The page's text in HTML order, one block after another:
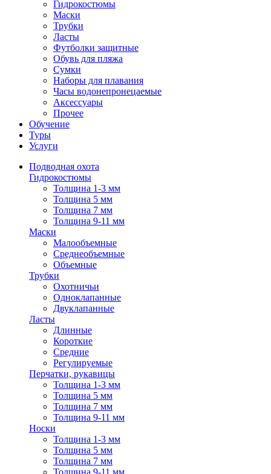
Гидрокостюмы
Маски
Трубки
Ласты
Футболки защитные
Обувь для пляжа
Сумки
Наборы для плавания
Часы водонепронецаемые
Аксессуары
Прочее
Обучение
Туры
Услуги
Подводная охота
Гидрокостюмы
Толщина 1-3 мм
Толщина 5 мм
Толщина 7 мм
Толщина 9-11 мм
Маски
Малообъемные
Среднеобъемные
Объемные
Трубки
Охотничьи
Одноклапанные
Двуклапанные
Ласты
Длинные
Короткие
Средние
Регулируемые
Перчатки, рукавицы
Толщина 1-3 мм
Толщина 5 мм
Толщина 7 мм
Толщина 9-11 мм
Носки
Толщина 1-3 мм
Толщина 5 мм
Толщина 7 мм
Толщина 9-11 мм